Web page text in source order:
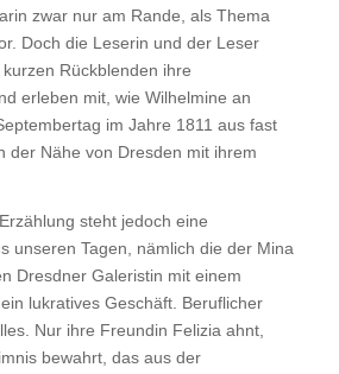
zwar nur am Rande, als Thema
Doch die Leserin und der Leser
Rückblenden ihre
erleben mit, wie Wilhelmine an
im Jahre 1811 aus fast
der Nähe von Dresden mit ihrem
steht jedoch eine
unseren Tagen, nämlich die der Mina
Dresdner Galeristin mit einem
lukratives Geschäft. Beruflicher
Nur ihre Freundin Felizia ahnt,
bewahrt, das aus der